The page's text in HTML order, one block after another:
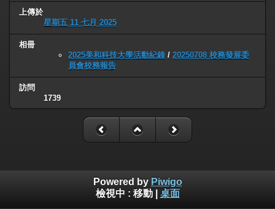
上傳於
星期五 11 七月 2025
相冊
2025美和科技大學活動紀錄 / 20250708 校務發展委
員會校務報告
訪問
1739
Powered by Piwigo
檢視中 : 移動| 桌面